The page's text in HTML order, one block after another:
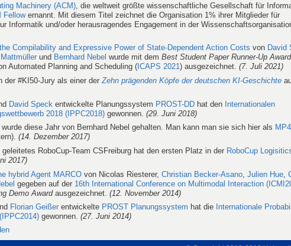
Machinery (ACM) , die weltweit größte wissenschaftliche Gesellschaft für
Fellowernannt. Mit diesem Titel zeichnet die Organisation 1% ihrer Mitglieder für
Informatik und/oder herausragendes Engagement in der
Compilability and Expressive Power of State-Dependent Action Costs von David
und Bernhard Nebel wurde mit demBest Student Paper Runner-Up Award
Automated Planning and Scheduling ( ICAPS 2021) ausgezeichnet.(7. Juli 2021)
der #KI50-Jury als einer derZehn prägenden Köpfe der deutschen KI-Geschichte
David Speck entwickelte Planungssystem PROST-DD hat den Internationalen
2018 (IPPC2018) gewonnen.(29. Juni 2018)
diese Jahr von Bernhard Nebel gehalten. Man kann man sie sich hier als
(14. Dezember 2017)
geleitetes RoboCup-Team CSFreiburg hat den ersten Platz in der RoboCup
2017)
hybrid Agent MARCO von Nicolas Riesterer,Christian Becker-Asano ,Julien Hue ,
gegeben auf der 16th International Conference on Multimodal Interaction
Demo Awardausgezeichnet.(12. November 2014)
Florian Geißer entwickelte PROST Planungssystem hat die Internationale
gewonnen.(27. Juni 2014)